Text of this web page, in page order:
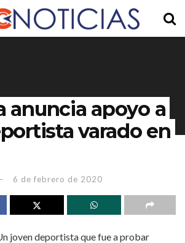
anuncia apoyo a
varado en
6 de febrero de 2020
joven deportista que fue a probar